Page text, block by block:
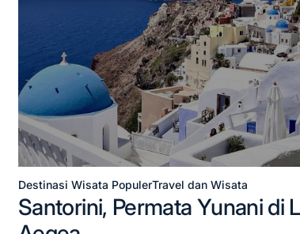
Posted
in
Destinasi Wisata PopulerTravel dan Wisata
Santorini, Permata Yunani di